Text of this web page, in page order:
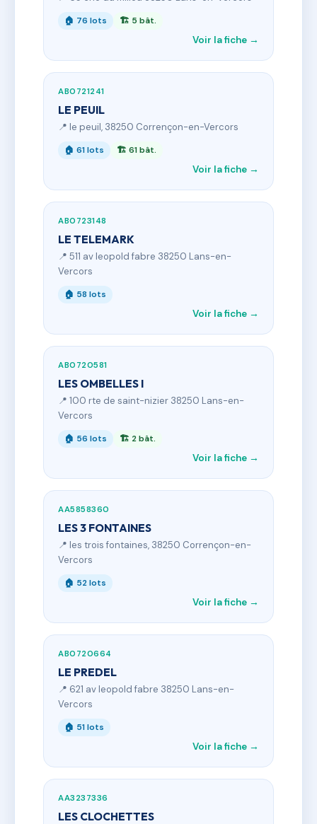
🏠 76 lots 🏗 5 bât.
Voir la fiche →
AB0721241
LE PEUIL
📍 le peuil, 38250 Corrençon-en-Vercors
🏠 61 lots 🏗 61 bât.
Voir la fiche →
AB0723148
LE TELEMARK
📍 511 av leopold fabre 38250 Lans-en-
Vercors
🏠 58 lots
Voir la fiche →
AB0720581
LES OMBELLES I
📍 100 rte de saint-nizier 38250 Lans-en-
Vercors
🏠 56 lots 🏗 2 bât.
Voir la fiche →
AA5858360
LES 3 FONTAINES
📍 les trois fontaines, 38250 Corrençon-en-
Vercors
🏠 52 lots
Voir la fiche →
AB0720664
LE PREDEL
📍 621 av leopold fabre 38250 Lans-en-
Vercors
🏠 51 lots
Voir la fiche →
AA3237336
LES CLOCHETTES